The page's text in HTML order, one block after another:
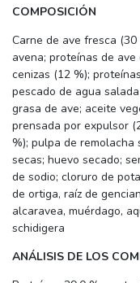
COMPOSICIÓN
Carne de ave fresca
avena; proteínas de
cenizas (12 %);
pescado de agua
grasa de ave; aceite
prensada por expulsor
%); pulpa de remolacha
secas; huevo secado;
de sodio; cloruro de
de ortiga, raíz de
alcaravea, muérdago,
schidigera
ANÁLISIS DE LOS